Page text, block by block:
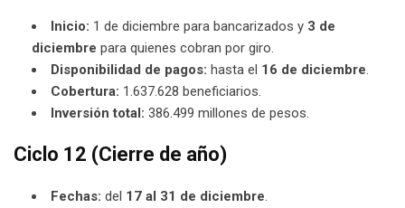
Inicio: 1 de diciembre para bancarizados y 3 de
diciembre para quienes cobran por giro.
Disponibilidad de pagos: hasta el 16 de diciembre.
Cobertura: 1.637.628 beneficiarios.
Inversión total: 386.499 millones de pesos.
Ciclo 12 (Cierre de año)
Fechas: del 17 al 31 de diciembre.